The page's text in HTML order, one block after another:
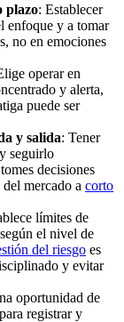
plazo: Establecer
enfoque y a tomar
no en emociones
operar en
y alerta,
puede ser
y salida: Tener
seguirlo
decisiones
mercado a corto
límites de
el nivel de
del riesgo es
y evitar
oportunidad de
para registrar y